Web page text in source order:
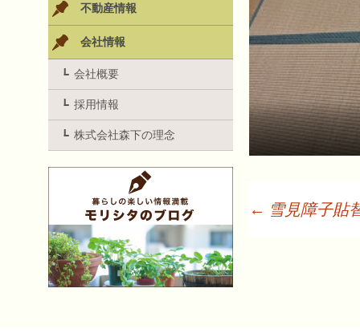
← 雪見障子貼
不動産情報
会社情報
会社概要
採用情報
株式会社森下の理念